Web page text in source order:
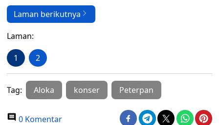
Laman berikutnya
Laman:
1 2
Tag: Aloka konser Peterpan
0 Komentar